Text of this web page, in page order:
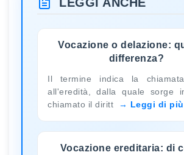
Vocazione o delazione:
differenza?
Il termine indica la
all'eredità, dalla quale sorge
chiamato il diritt
Leggi di più
Vocazione ereditaria: di